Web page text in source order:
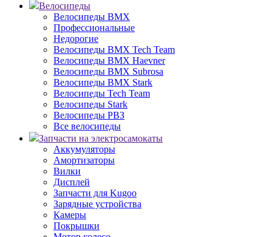
Велосипеды
Велосипеды BMX
Профессиональные
Недорогие
Велосипеды BMX Tech Team
Велосипеды BMX Haevner
Велосипеды BMX Subrosa
Велосипеды BMX Stark
Велосипеды Tech Team
Велосипеды Stark
Велосипеды РВЗ
Все велосипеды
Запчасти на электросамокаты
Аккумуляторы
Амортизаторы
Вилки
Дисплей
Запчасти для Kugoo
Зарядные устройства
Камеры
Покрышки